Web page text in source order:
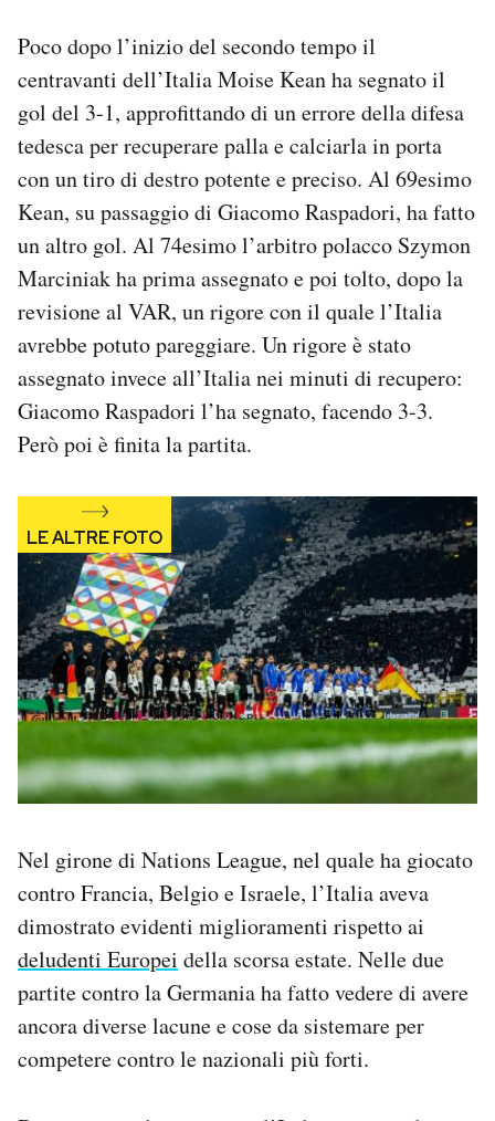
Poco dopo l’inizio del secondo tempo il
centravanti dell’Italia Moise Kean ha segnato il
gol del 3-1, approfittando di un errore della difesa
tedesca per recuperare palla e calciarla in porta
con un tiro di destro potente e preciso. Al 69esimo
Kean, su passaggio di Giacomo Raspadori, ha fatto
un altro gol. Al 74esimo l’arbitro polacco Szymon
Marciniak ha prima assegnato e poi tolto, dopo la
revisione al VAR, un rigore con il quale l’Italia
avrebbe potuto pareggiare. Un rigore è stato
assegnato invece all’Italia nei minuti di recupero:
Giacomo Raspadori l’ha segnato, facendo 3-3.
Però poi è finita la partita.
Nel girone di Nations League, nel quale ha giocato
contro Francia, Belgio e Israele, l’Italia aveva
dimostrato evidenti miglioramenti rispetto ai
deludenti Europei della scorsa estate. Nelle due
partite contro la Germania ha fatto vedere di avere
ancora diverse lacune e cose da sistemare per
competere contro le nazionali più forti.